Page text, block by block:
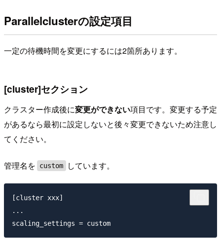
Parallelclusterの設定項目
一定の待機時間を変更にするには2箇所あります。
[cluster]セクション
クラスター作成後に変更ができない項目です。変更する予定
があるなら最初に設定しないと後々変更できないため注意し
てください。
管理名を custom しています。
[cluster xxx]
...